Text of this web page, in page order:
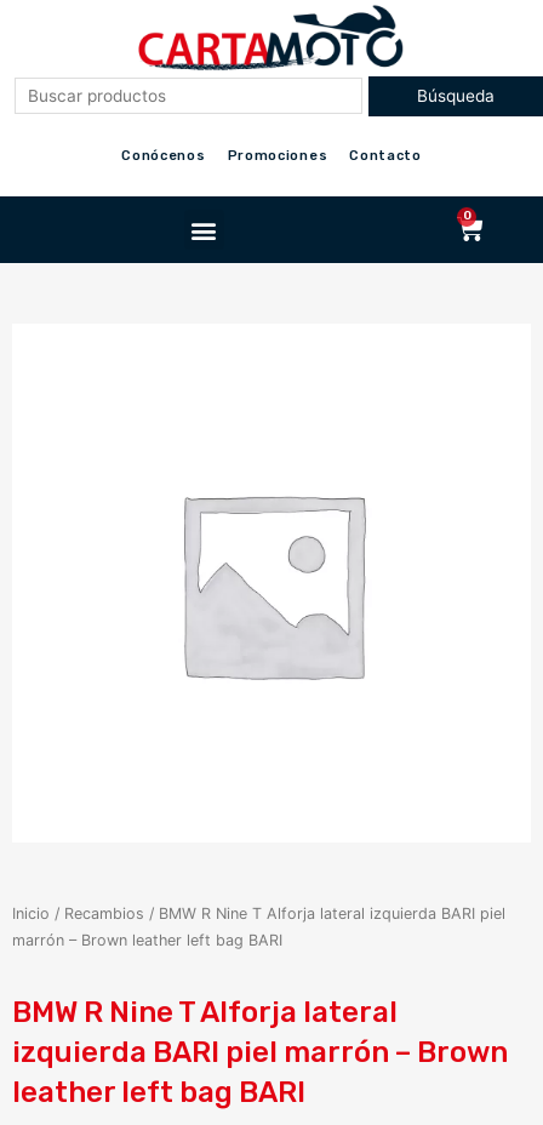
Conócenos Promociones Contacto
Menu 0
Inicio / Recambios / BMW R Nine T Alforja lateral izquierda BARI piel
marrón – Brown leather left bag BARI
BMW R Nine T Alforja lateral
izquierda BARI piel marrón – Brown
leather left bag BARI